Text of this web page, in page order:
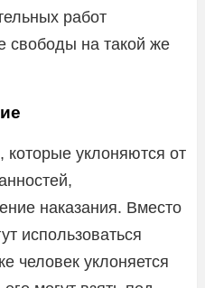
работ
свободы на такой же
уклоняются от
наказания. Вместо
использоваться
человек уклоняется